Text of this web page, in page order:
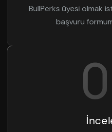
BullPerks üyesi olmak
başvuru